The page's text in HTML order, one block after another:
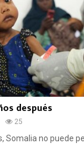
después
25
Somalia no puede